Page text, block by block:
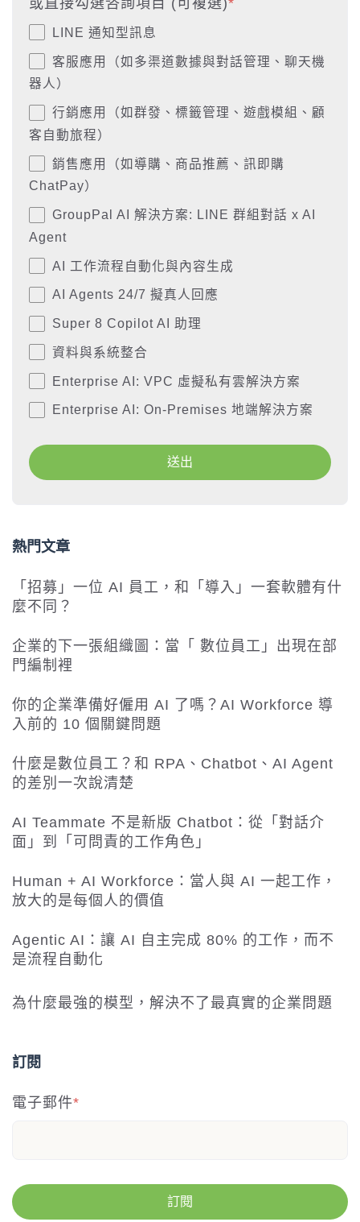
或直接勾選咨詢項目 (可複選)*
LINE 通知型訊息
客服應用（如多渠道數據與對話管理、聊天機
器人）
行銷應用（如群發、標籤管理、遊戲模組、顧
客自動旅程）
銷售應用（如導購、商品推薦、訊即購
ChatPay）
GroupPal AI 解決方案: LINE 群組對話 x AI
Agent
AI 工作流程自動化與內容生成
AI Agents 24/7 擬真人回應
Super 8 Copilot AI 助理
資料與系統整合
Enterprise AI: VPC 虛擬私有雲解決方案
Enterprise AI: On-Premises 地端解決方案
熱門文章
「招募」一位 AI 員工，和「導入」一套軟體有什
麼不同？
企業的下一張組織圖：當「 數位員工」出現在部
門編制裡
你的企業準備好僱用 AI 了嗎？AI Workforce 導
入前的 10 個關鍵問題
什麼是數位員工？和 RPA、Chatbot、AI Agent
的差別一次說清楚
AI Teammate 不是新版 Chatbot：從「對話介
面」到「可問責的工作角色」
Human + AI Workforce：當人與 AI 一起工作，
放大的是每個人的價值
Agentic AI：讓 AI 自主完成 80% 的工作，而不
是流程自動化
為什麼最強的模型，解決不了最真實的企業問題
訂閱
電子郵件*